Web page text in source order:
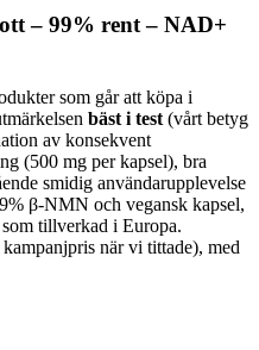
– 99% rent – NAD+
som går att köpa i
bäst i test (vårt betyg
av konsekvent
(500 mg per kapsel), bra
smidig användarupplevelse
β‑NMN och vegansk kapsel,
tillverkad i Europa.
när vi tittade), med